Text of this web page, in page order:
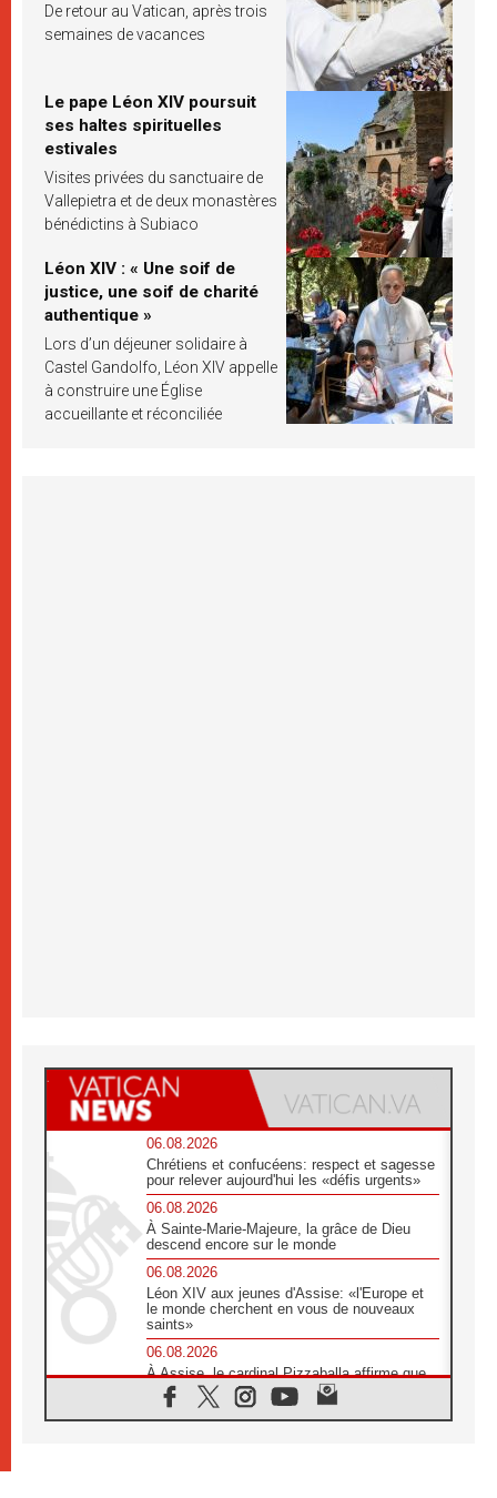
De retour au Vatican, après trois
semaines de vacances
Le pape Léon XIV poursuit
ses haltes spirituelles
estivales
Visites privées du sanctuaire de
Vallepietra et de deux monastères
bénédictins à Subiaco
Léon XIV : « Une soif de
justice, une soif de charité
authentique »
Lors d’un déjeuner solidaire à
Castel Gandolfo, Léon XIV appelle
à construire une Église
accueillante et réconciliée
06.08.2026
Chrétiens et confucéens: respect et sagesse
pour relever aujourd'hui les «défis urgents»
06.08.2026
À Sainte-Marie-Majeure, la grâce de Dieu
descend encore sur le monde
06.08.2026
Léon XIV aux jeunes d'Assise: «l'Europe et
le monde cherchent en vous de nouveaux
saints»
06.08.2026
À Assise, le cardinal Pizzaballa affirme que
«les chrétiens veulent la paix»
06.08.2026